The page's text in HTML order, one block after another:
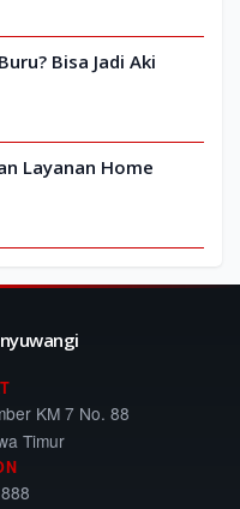
Bisa Jadi Aki
Layanan Home
KM 7 No. 88
Timur